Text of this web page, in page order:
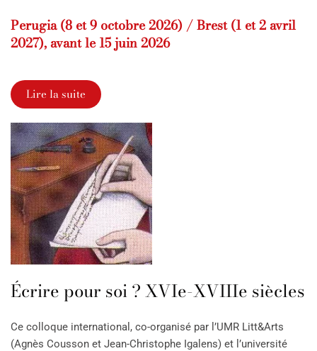
Perugia (8 et 9 octobre 2026) / Brest (1 et 2 avril
2027), avant le 15 juin 2026
Lire la suite
Écrire pour soi ? XVIe-XVIIIe siècles
Ce colloque international, co-organisé par l’UMR Litt&Arts
(Agnès Cousson et Jean-Christophe Igalens) et l’université